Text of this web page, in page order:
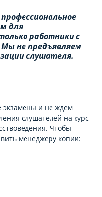
для
работники с
не предъявляем
слушателя.
экзамены и не ждем
слушателей на курс
Чтобы
менеджеру копии: